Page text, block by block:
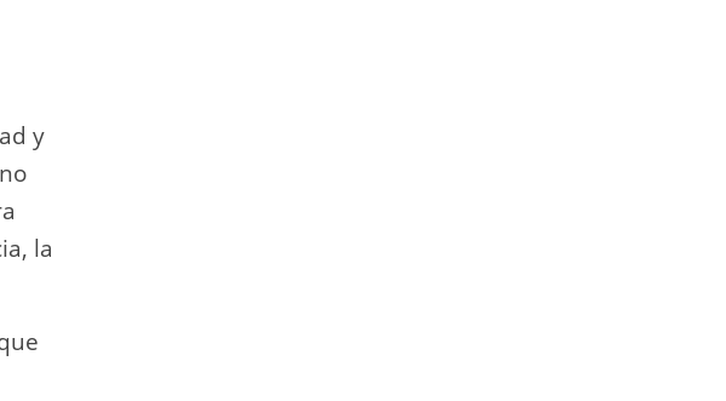
y
la